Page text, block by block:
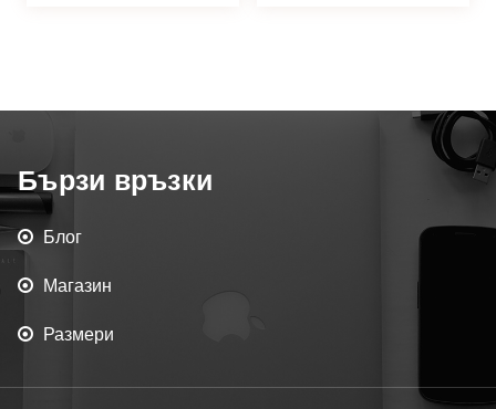
Бързи връзки
Блог
Магазин
Размери